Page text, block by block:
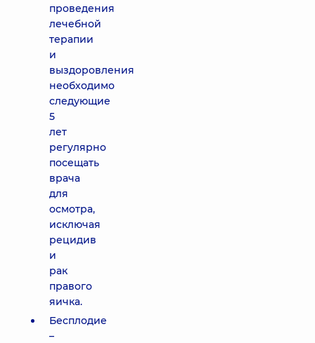
проведения
лечебной
терапии
и
выздоровления
необходимо
следующие
5
лет
регулярно
посещать
врача
для
осмотра,
исключая
рецидив
и
рак
правого
яичка.
Бесплодие
–